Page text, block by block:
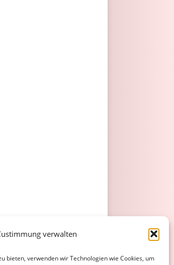
verwalten
bieten, verwenden wir Technologien wie Cookies, um